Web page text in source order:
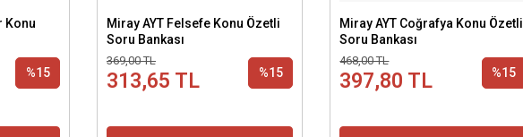
Konu
%15
Miray AYT Felsefe Konu Özetli
Soru Bankası
369,00 TL
313,65 TL %15
Miray AYT Coğrafya Konu Özetli
Soru Bankası
468,00 TL
397,80 TL %15